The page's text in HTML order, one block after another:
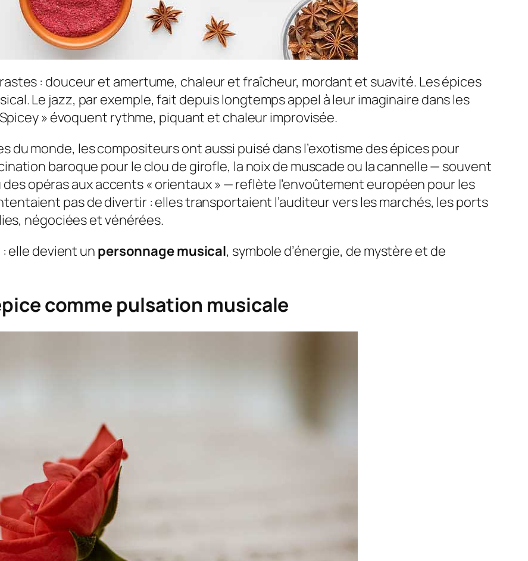
: douceur et amertume, chaleur et fraîcheur, mordant et suavité. Les épices
Le jazz, par exemple, fait depuis longtemps appel à leur imaginaire dans les
» évoquent rythme, piquant et chaleur improvisée.
du monde, les compositeurs ont aussi puisé dans l’exotisme des épices pour
baroque pour le clou de girofle, la noix de muscade ou la cannelle — souvent
opéras aux accents « orientaux » — reflète l’envoûtement européen pour les
pas de divertir : elles transportaient l’auditeur vers les marchés, les ports
négociées et vénérées.
elle devient un personnage musical, symbole d’énergie, de mystère et de
comme pulsation musicale